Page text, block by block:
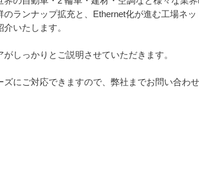
ランナップ拡充と、Ethernet化が進む工場ネ
いたします。
しっかりとご説明させていただきます。
にご対応できますので、弊社までお問い合わ